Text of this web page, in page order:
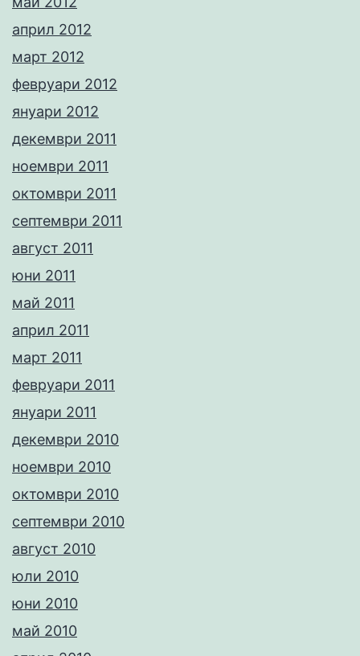
април 2012
март 2012
февруари 2012
януари 2012
декември 2011
ноември 2011
октомври 2011
септември 2011
август 2011
юни 2011
май 2011
април 2011
март 2011
февруари 2011
януари 2011
декември 2010
ноември 2010
октомври 2010
септември 2010
август 2010
юли 2010
юни 2010
май 2010